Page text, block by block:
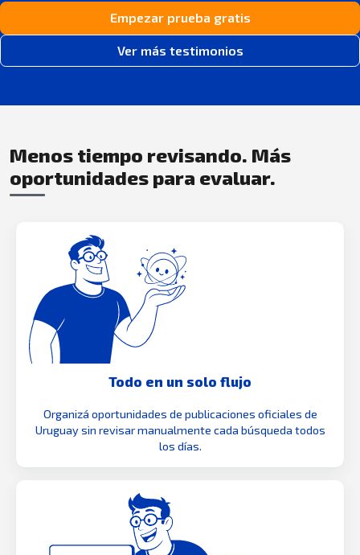
Empezar prueba gratis
Ver más testimonios
Menos tiempo revisando. Más
oportunidades para evaluar.
Todo en un solo flujo
Organizá oportunidades de publicaciones oficiales de
Uruguay sin revisar manualmente cada búsqueda todos
los días.